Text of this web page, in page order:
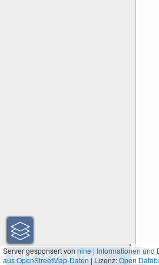
30 m
100 ft
Server gesponsert vonnine|Informationen und
aus OpenStreetMap-Daten| Lizenz:Open